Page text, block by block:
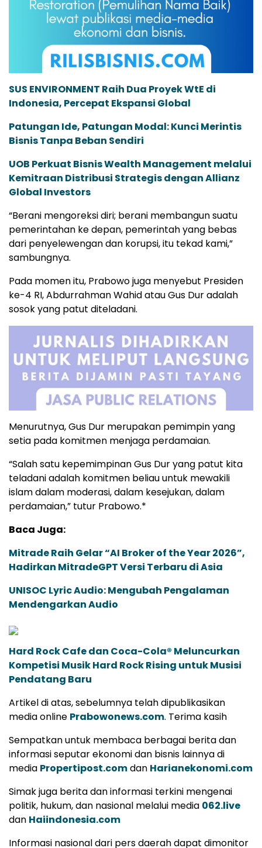
SUS ENVIRONMENT Raih Dua Proyek WtE di
Indonesia, Percepat Ekspansi Global
Patungan Ide, Patungan Modal: Kunci Merintis
Bisnis Tanpa Beban Sendiri
UOB Perkuat Bisnis Wealth Management melalui
Kemitraan Distribusi Strategis dengan Allianz
Global Investors
“Berani mengoreksi diri; berani membangun suatu
pemerintahan ke depan, pemerintah yang bebas
dari penyelewengan dan korupsi, itu tekad kami,”
sambungnya.
Pada momen itu, Prabowo juga menyebut Presiden
ke-4 RI, Abdurrahman Wahid atau Gus Dur adalah
sosok yang patut diteladani.
Menurutnya, Gus Dur merupakan pemimpin yang
setia pada komitmen menjaga perdamaian.
“Salah satu kepemimpinan Gus Dur yang patut kita
teladani adalah komitmen beliau untuk mewakili
islam dalam moderasi, dalam kesejukan, dalam
perdamaian,” tutur Prabowo.*
Baca Juga:
Mitrade Raih Gelar “AI Broker of the Year 2026”,
Hadirkan MitradeGPT Versi Terbaru di Asia
UNISOC Lyric Audio: Mengubah Pengalaman
Mendengarkan Audio
Hard Rock Cafe dan Coca-Cola® Meluncurkan
Kompetisi Musik Hard Rock Rising untuk Musisi
Pendatang Baru
Artikel di atas, sebelumnya telah dipublikasikan
media online Prabowonews.com. Terima kasih
Sempatkan untuk membaca berbagai berita dan
informasi seputar ekonomi dan bisnis lainnya di
media Propertipost.comdan Harianekonomi.com
Simak juga berita dan informasi terkini mengenai
politik, hukum, dan nasional melalui media 062.live
dan Haiindonesia.com
Informasi nasional dari pers daerah dapat dimonitor